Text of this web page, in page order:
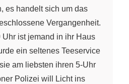
es handelt sich um das
Vergangenheit.
Uhr ist jemand in ihr Haus
ein seltenes Teeservice
am liebsten ihren 5-Uhr
Polizei will Licht ins